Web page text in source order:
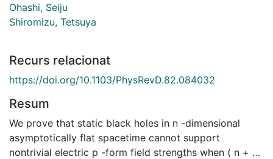
Ohashi, Seiju
Shiromizu, Tetsuya
Recurs relacionat
https://doi.org/10.1103/PhysRevD.82.084032
Resum
We prove that static black holes in n -dimensional
asymptotically flat spacetime cannot support
nontrivial electric p -form field strengths when ( n + 1 )